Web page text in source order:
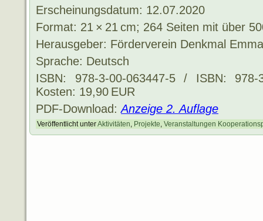
Erscheinungsdatum: 12.07.2020
Format: 21 × 21 cm; 264 Seiten mit über
Herausgeber: Förderverein Denkmal
Sprache: Deutsch
ISBN: 978-3-00-063447-5 / ISBN: 978-
Kosten: 19,90 EUR
PDF-Download:Anzeige 2. Auflage
Veröffentlicht unterAktivitäten, Projekte, Veranstaltungen